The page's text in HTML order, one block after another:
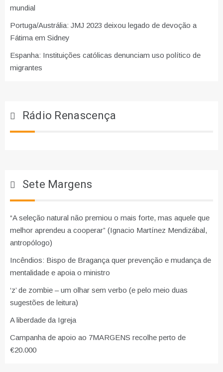
mundial
Portuga/Austrália: JMJ 2023 deixou legado de devoção a
Fátima em Sidney
Espanha: Instituições católicas denunciam uso político de
migrantes
Rádio Renascença
Sete Margens
“A seleção natural não premiou o mais forte, mas aquele que
melhor aprendeu a cooperar” (Ignacio Martínez Mendizábal,
antropólogo)
Incêndios: Bispo de Bragança quer prevenção e mudança de
mentalidade e apoia o ministro
‘z’ de zombie – um olhar sem verbo (e pelo meio duas
sugestões de leitura)
A liberdade da Igreja
Campanha de apoio ao 7MARGENS recolhe perto de
€20.000